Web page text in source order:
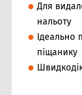
Для
нальоту
Ідеально
піщанику